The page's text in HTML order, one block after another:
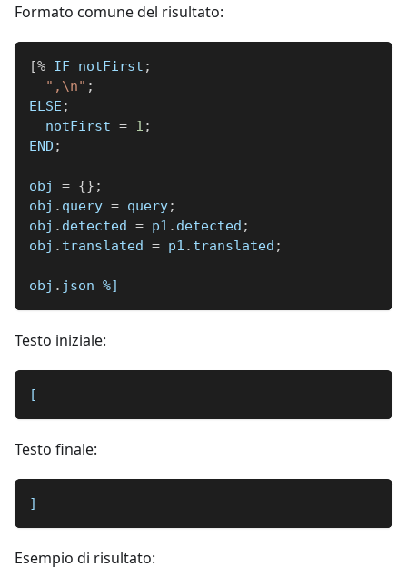
Formato comune del risultato:
[% IF notFirst ;
",\n" ;
ELSE ;
  notFirst
= 1 ;
END ;
obj = {} ;
obj . query = query;
obj . detected = p1 . detected ;
obj . translated = p1 . translated ;
obj . json %]
Testo iniziale:
[
Testo finale:
]
Esempio di risultato: